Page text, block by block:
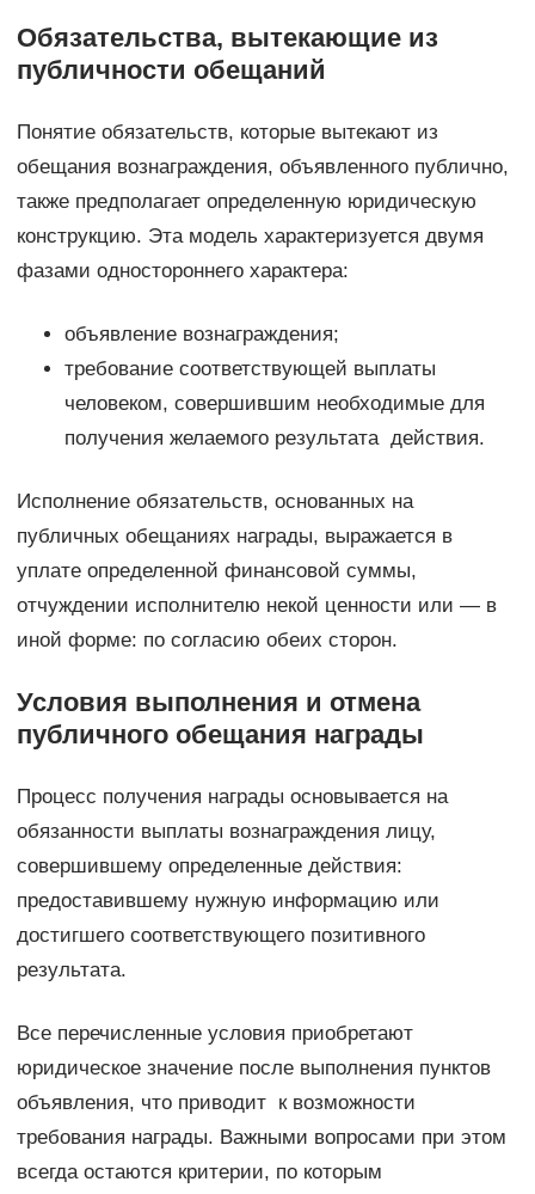
Обязательства, вытекающие из
публичности обещаний
Понятие обязательств, которые вытекают из
обещания вознаграждения, объявленного публично,
также предполагает определенную юридическую
конструкцию. Эта модель характеризуется двумя
фазами одностороннего характера:
объявление вознаграждения;
требование соответствующей выплаты
человеком, совершившим необходимые для
получения желаемого результата действия.
Исполнение обязательств, основанных на
публичных обещаниях награды, выражается в
уплате определенной финансовой суммы,
отчуждении исполнителю некой ценности или — в
иной форме: по согласию обеих сторон.
Условия выполнения и отмена
публичного обещания награды
Процесс получения награды основывается на
обязанности выплаты вознаграждения лицу,
совершившему определенные действия:
предоставившему нужную информацию или
достигшего соответствующего позитивного
результата.
Все перечисленные условия приобретают
юридическое значение после выполнения пунктов
объявления, что приводит к возможности
требования награды. Важными вопросами при этом
всегда остаются критерии, по которым